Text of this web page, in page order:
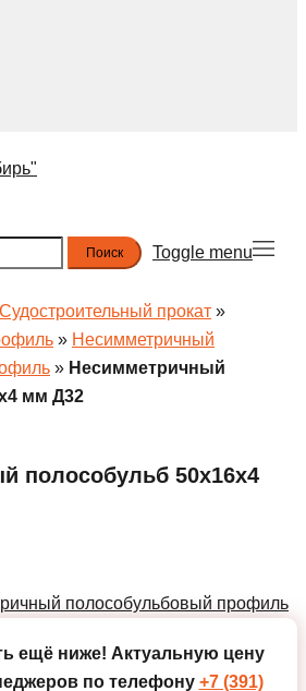
Toggle menu
Судостроительный прокат »
» Несимметричный
» Несимметричный
мм Д32
полособульб 50x16x4
полособульбовый профиль
ещё ниже! Актуальную цену
по телефону +7 (391)